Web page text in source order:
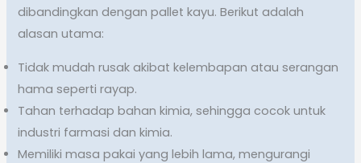
dibandingkan dengan pallet kayu. Berikut adalah
alasan utama:
Tidak mudah rusak akibat kelembapan atau serangan
hama seperti rayap.
Tahan terhadap bahan kimia, sehingga cocok untuk
industri farmasi dan kimia.
Memiliki masa pakai yang lebih lama, mengurangi